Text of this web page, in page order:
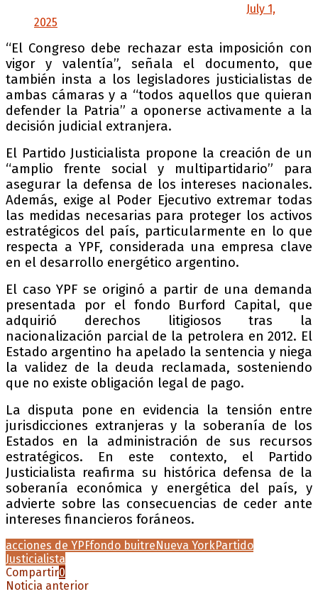
July 1,
2025
“El Congreso debe rechazar esta imposición con
vigor y valentía”, señala el documento, que
también insta a los legisladores justicialistas de
ambas cámaras y a “todos aquellos que quieran
defender la Patria” a oponerse activamente a la
decisión judicial extranjera.
El Partido Justicialista propone la creación de un
“amplio frente social y multipartidario” para
asegurar la defensa de los intereses nacionales.
Además, exige al Poder Ejecutivo extremar todas
las medidas necesarias para proteger los activos
estratégicos del país, particularmente en lo que
respecta a YPF, considerada una empresa clave
en el desarrollo energético argentino.
El caso YPF se originó a partir de una demanda
presentada por el fondo Burford Capital, que
adquirió derechos litigiosos tras la
nacionalización parcial de la petrolera en 2012. El
Estado argentino ha apelado la sentencia y niega
la validez de la deuda reclamada, sosteniendo
que no existe obligación legal de pago.
La disputa pone en evidencia la tensión entre
jurisdicciones extranjeras y la soberanía de los
Estados en la administración de sus recursos
estratégicos. En este contexto, el Partido
Justicialista reafirma su histórica defensa de la
soberanía económica y energética del país, y
advierte sobre las consecuencias de ceder ante
intereses financieros foráneos.
acciones de YPFfondo buitreNueva YorkPartido
Justicialista
Compartir0
Noticia anterior